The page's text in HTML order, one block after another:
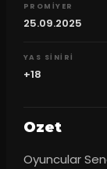
PROMIYER
25.09.2025
YAS SINIRI
+18
Ozet
Oyuncular